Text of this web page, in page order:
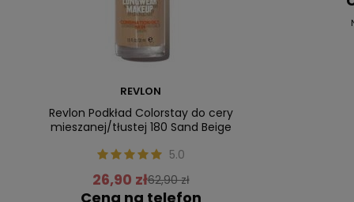
REVLON
Revlon Podkład Colorstay do cery
mieszanej/tłustej 180 Sand Beige
5.0
26,90 zł62,90 zł
Cena na telefon